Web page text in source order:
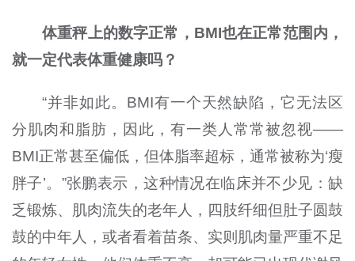
体重秤上的数字正常，BMI也在正常范围内，
就一定代表体重健康吗？
“并非如此。BMI有一个天然缺陷，它无法区
分肌肉和脂肪，因此，有一类人常常被忽视——
BMI正常甚至偏低，但体脂率超标，通常被称为‘瘦
胖子’。”张鹏表示，这种情况在临床并不少见：缺
乏锻炼、肌肉流失的老年人，四肢纤细但肚子圆鼓
鼓的中年人，或者看着苗条、实则肌肉量严重不足